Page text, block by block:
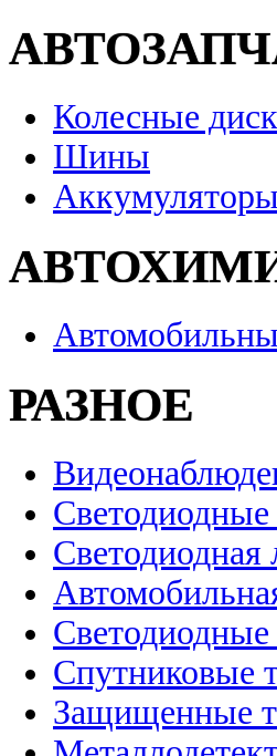
Колесные
Шины
Аккумуляторы
РАЗНОЕ
Светодиодная
Светодиодные
Спутниковые
Защищенные